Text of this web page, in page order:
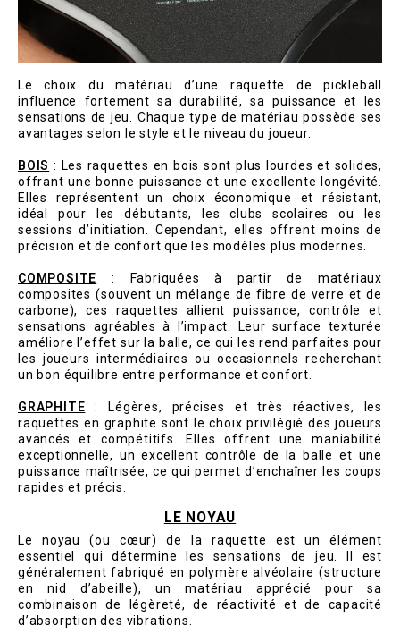
Le choix du matériau d’une raquette de pickleball
influence fortement sa durabilité, sa puissance et les
sensations de jeu. Chaque type de matériau possède ses
avantages selon le style et le niveau du joueur.
BOIS : Les raquettes en bois sont plus lourdes et solides,
offrant une bonne puissance et une excellente longévité.
Elles représentent un choix économique et résistant,
idéal pour les débutants, les clubs scolaires ou les
sessions d’initiation. Cependant, elles offrent moins de
précision et de confort que les modèles plus modernes.
COMPOSITE : Fabriquées à partir de matériaux
composites (souvent un mélange de fibre de verre et de
carbone), ces raquettes allient puissance, contrôle et
sensations agréables à l’impact. Leur surface texturée
améliore l’effet sur la balle, ce qui les rend parfaites pour
les joueurs intermédiaires ou occasionnels recherchant
un bon équilibre entre performance et confort.
GRAPHITE : Légères, précises et très réactives, les
raquettes en graphite sont le choix privilégié des joueurs
avancés et compétitifs. Elles offrent une maniabilité
exceptionnelle, un excellent contrôle de la balle et une
puissance maîtrisée, ce qui permet d’enchaîner les coups
rapides et précis.
LE NOYAU
Le noyau (ou cœur) de la raquette est un élément
essentiel qui détermine les sensations de jeu. Il est
généralement fabriqué en polymère alvéolaire (structure
en nid d’abeille), un matériau apprécié pour sa
combinaison de légèreté, de réactivité et de capacité
d’absorption des vibrations.